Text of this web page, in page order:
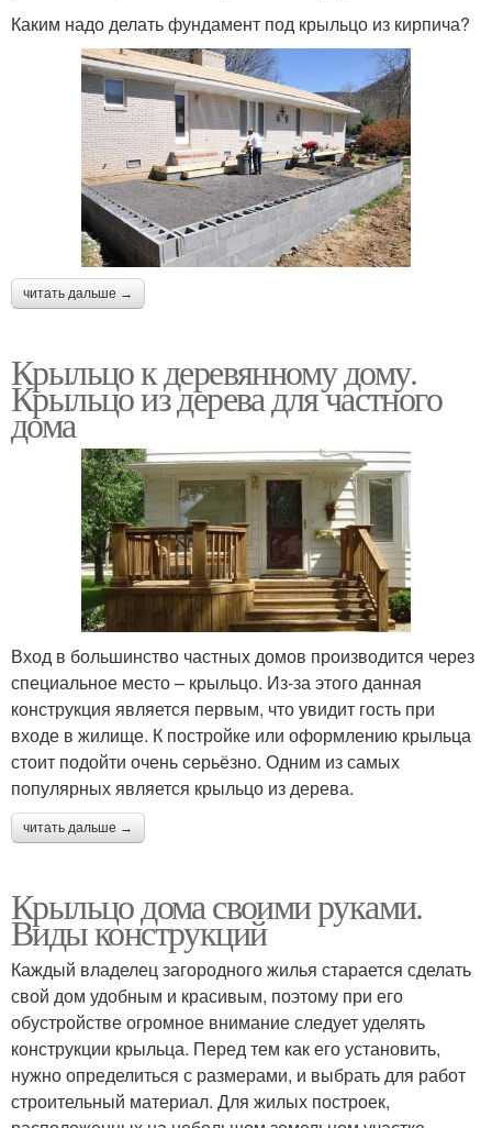
Каким надо делать фундамент под крыльцо из кирпича?
читать дальше →
Крыльцо к деревянному дому.
Крыльцо из дерева для частного
дома
Вход в большинство частных домов производится через
специальное место – крыльцо. Из-за этого данная
конструкция является первым, что увидит гость при
входе в жилище. К постройке или оформлению крыльца
стоит подойти очень серьёзно. Одним из самых
популярных является крыльцо из дерева.
читать дальше →
Крыльцо дома своими руками.
Виды конструкций
Каждый владелец загородного жилья старается сделать
свой дом удобным и красивым, поэтому при его
обустройстве огромное внимание следует уделять
конструкции крыльца. Перед тем как его установить,
нужно определиться с размерами, и выбрать для работ
строительный материал. Для жилых построек,